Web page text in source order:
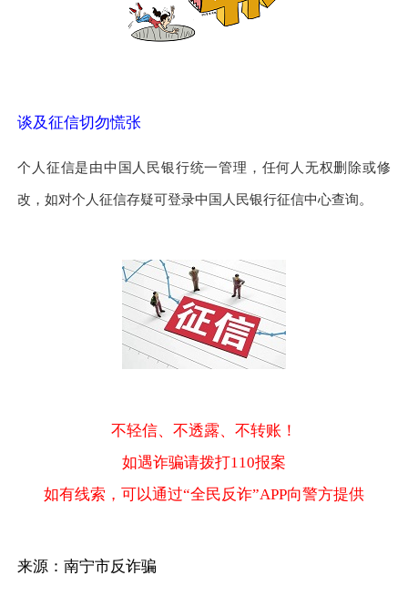
谈及征信切勿慌张
个人征信是由中国人民银行统一管理，任何人无权删除或修
改，如对个人征信存疑可登录中国人民银行征信中心查询。
不轻信、不透露、不转账！
如遇诈骗请拨打110报案
如有线索，可以通过“全民反诈”APP向警方提供
来源：南宁市反诈骗